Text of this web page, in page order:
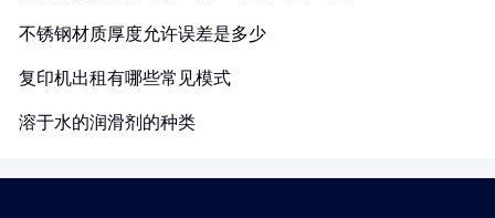
不锈钢材质厚度允许误差是多少
复印机出租有哪些常见模式
溶于水的润滑剂的种类